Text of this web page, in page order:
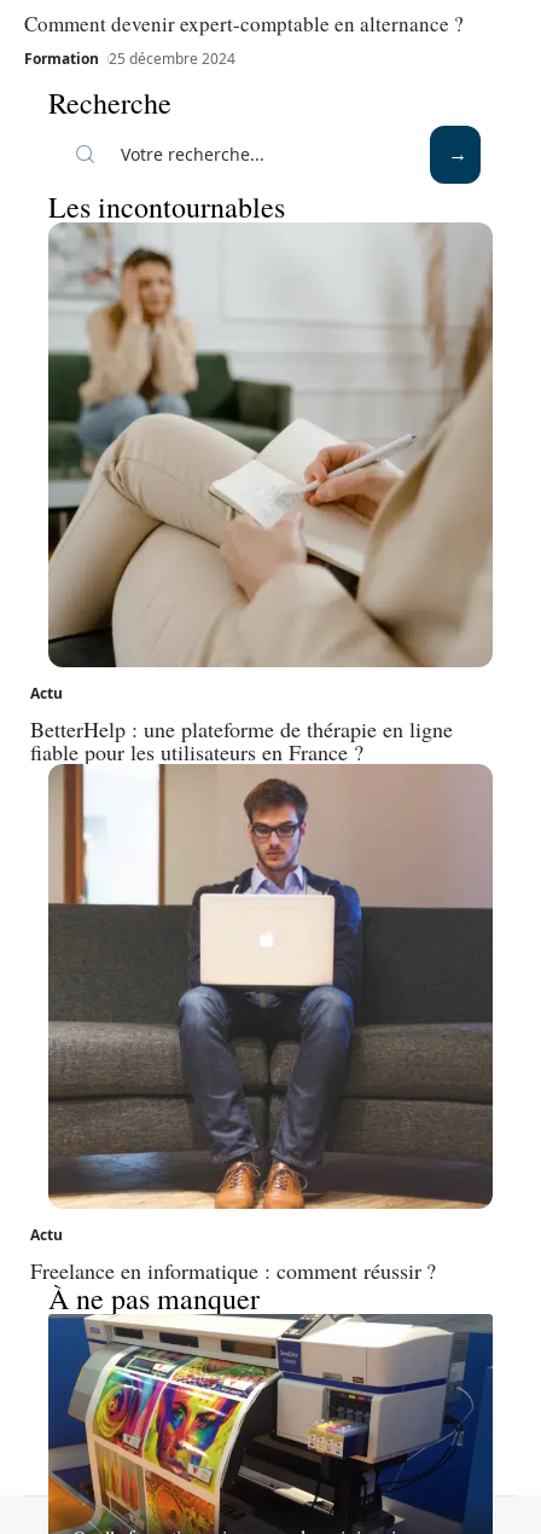
Comment devenir expert-comptable en alternance ?
Formation 25 décembre 2024
Recherche
Les incontournables
Actu
BetterHelp : une plateforme de thérapie en ligne
fiable pour les utilisateurs en France ?
Actu
Freelance en informatique : comment réussir ?
À ne pas manquer
Contact Mentions légales Sitemap